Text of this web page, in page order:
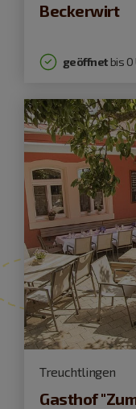
Beckerwirt
geöffnetbis 0
Treuchtlingen
Gasthof